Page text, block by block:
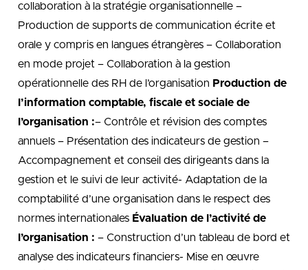
collaboration à la stratégie organisationnelle –
Production de supports de communication écrite et
orale y compris en langues étrangères – Collaboration
en mode projet – Collaboration à la gestion
opérationnelle des RH de l’organisation Production de
l’information comptable, fiscale et sociale de
l’organisation :– Contrôle et révision des comptes
annuels – Présentation des indicateurs de gestion –
Accompagnement et conseil des dirigeants dans la
gestion et le suivi de leur activité- Adaptation de la
comptabilité d’une organisation dans le respect des
normes internationales Évaluation de l’activité de
l’organisation : – Construction d’un tableau de bord et
analyse des indicateurs financiers- Mise en œuvre